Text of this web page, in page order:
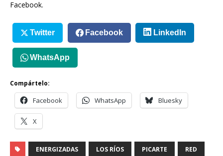
Facebook.
Twitter Facebook LinkedIn
WhatsApp
Compártelo:
Facebook WhatsApp Bluesky
X
ENERGIZADAS LOS RÍOS PICARTE RED